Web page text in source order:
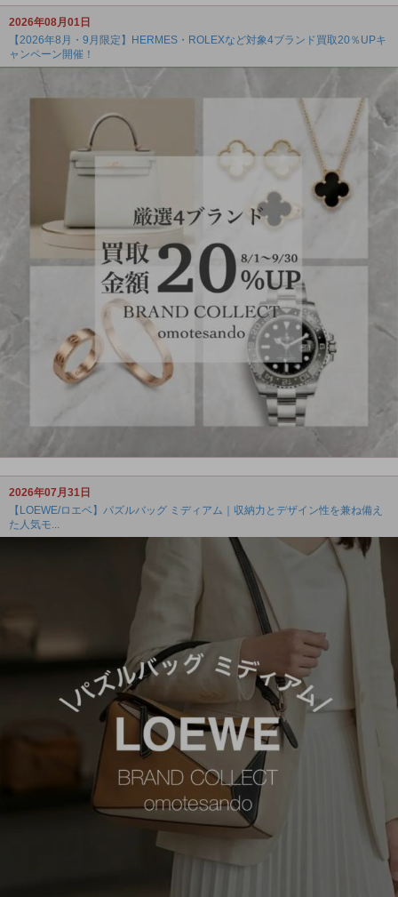
2026年08月01日
【2026年8月・9月限定】HERMES・ROLEXなど対象4ブランド買取20％UPキ
ャンペーン開催！
2026年07月31日
【LOEWE/ロエベ】パズルバッグ ミディアム｜収納力とデザイン性を兼ね備え
た人気モ...